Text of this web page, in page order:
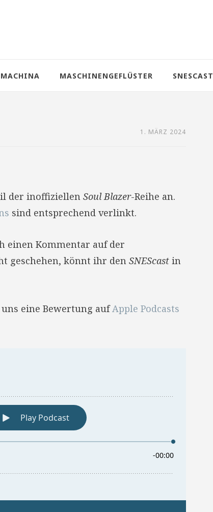
MACHINA MASCHINENGEFLÜSTER SNESCAST
1. MÄRZ 2024
der inoffiziellen Soul Blazer-Reihe an.
sind entsprechend verlinkt.
einen Kommentar auf der
geschehen, könnt ihr den SNEScast in
eine Bewertung aufApple Podcasts